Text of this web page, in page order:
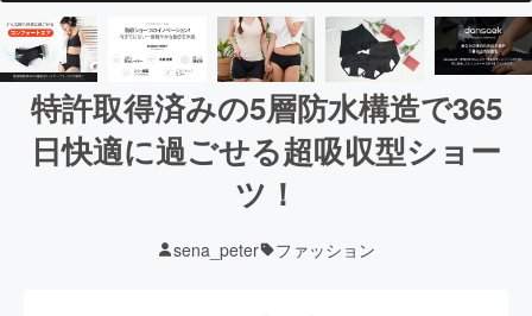
特許取得済みの5層防水構造で365
日快適に過ごせる超吸収型ショー
ツ！
sena_peter ファッション